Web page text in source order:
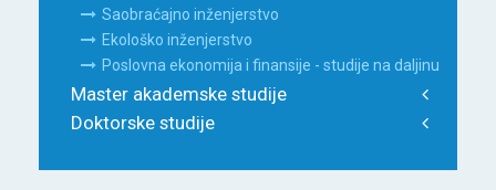
Saobraćajno inženjerstvo
Ekološko inženjerstvo
Poslovna ekonomija i finansije - studije na daljinu
Master akademske studije
Doktorske studije